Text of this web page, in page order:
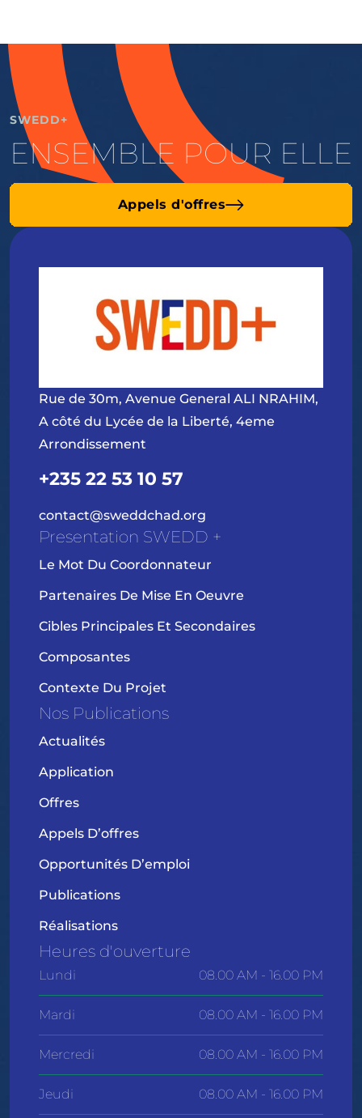
SWEDD+
ENSEMBLE POUR ELLE
Appels d'offres
Rue de 30m, Avenue General ALI NRAHIM,
A côté du Lycée de la Liberté, 4eme
Arrondissement
+235 22 53 10 57
contact@sweddchad.org
Presentation SWEDD +
Le Mot Du Coordonnateur
Partenaires De Mise En Oeuvre
Cibles Principales Et Secondaires
Composantes
Contexte Du Projet
Nos Publications
Actualités
Application
Offres
Appels D’offres
Opportunités D’emploi
Publications
Réalisations
Heures d'ouverture
Lundi 08.00 AM - 16.00 PM
Mardi 08.00 AM - 16.00 PM
Mercredi 08.00 AM - 16.00 PM
Jeudi 08.00 AM - 16.00 PM